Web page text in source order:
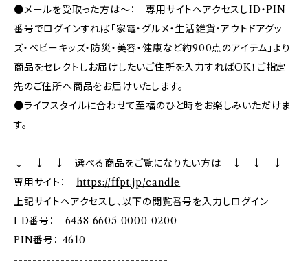
●メールを受取った方は～： 専用サイトへアクセスしID・PIN
番号でログインすれば「家電・グルメ・生活雑貨・アウトドアグッ
ズ・ベビーキッズ・防災・美容・健康など約900点のアイテム」より
商品をセレクトしお届けしたいご住所を入力すればOK！ご指定
先のご住所へ商品をお届けいたします。
●ライフスタイルに合わせて至福のひと時をお楽しみいただけま
す。
---------------------------------
↓ ↓ ↓ 選べる商品をご覧になりたい方は ↓ ↓ ↓
専用サイト： https://ffpt.jp/candle
上記サイトへアクセスし、以下の閲覧番号を入力しログイン
I D番号： 6438 6605 0000 0200
PIN番号： 4610
---------------------------------